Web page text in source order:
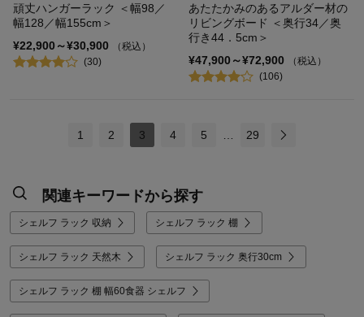
頑丈ハンガーラック ＜幅98／
幅128／幅155cm＞
¥22,900～¥30,900
（税込）
(30)
あたたかみのあるアルダー材の
リビングボード ＜奥行34／奥
行き44．5cm＞
¥47,900～¥72,900
（税込）
(106)
1 2 3 4 5 … 29
関連キーワードから探す
シェルフ ラック 収納 シェルフ ラック 棚
シェルフ ラック 天然木 シェルフ ラック 奥行30cm
シェルフ ラック 棚 幅60食器 シェルフ